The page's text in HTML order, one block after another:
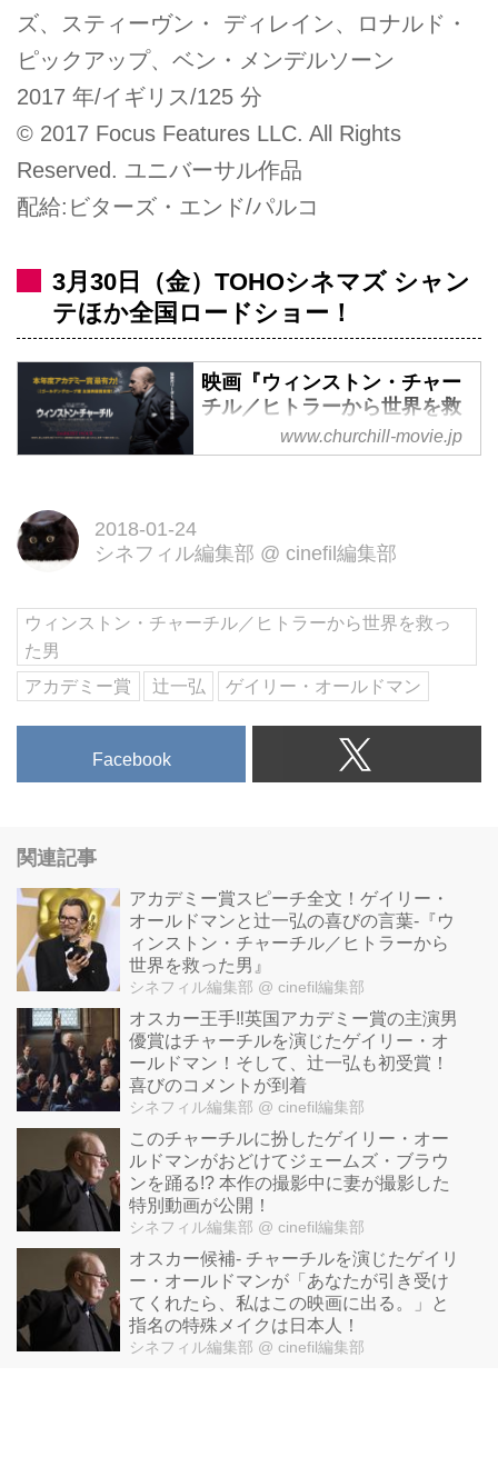
ズ、スティーヴン・ ディレイン、ロナルド・
ピックアップ、ベン・メンデルソーン
2017 年/イギリス/125 分
© 2017 Focus Features LLC. All Rights
Reserved. ユニバーサル作品
配給:ビターズ・エンド/パルコ
3月30日（金）TOHOシネマズ シャン
テほか全国ロードショー！
映画『ウィンストン・チャー
チル／ヒトラーから世界を救
った男』オフィシャルサイト
ーチルが下した究極の決断とは。
ーテインメント。ジョー・ライト
演。
www.churchill-movie.jp
2018-01-24
シネフィル編集部 @ cinefil編集部
ウィンストン・チャーチル／ヒトラーから世界を救っ
た男
アカデミー賞
辻一弘 ゲイリー・オールドマン
Facebook
関連記事
アカデミー賞スピーチ全文！ゲイリー・
オールドマンと辻一弘の喜びの言葉-『ウ
ィンストン・チャーチル／ヒトラーから
世界を救った男』
シネフィル編集部 @ cinefil編集部
オスカー王手‼️英国アカデミー賞の主演男
優賞はチャーチルを演じたゲイリー・オ
ールドマン！そして、辻一弘も初受賞！
喜びのコメントが到着
シネフィル編集部 @ cinefil編集部
このチャーチルに扮したゲイリー・オー
ルドマンがおどけてジェームズ・ブラウ
ンを踊る!? 本作の撮影中に妻が撮影した
特別動画が公開！
シネフィル編集部 @ cinefil編集部
オスカー候補- チャーチルを演じたゲイリ
ー・オールドマンが「あなたが引き受け
てくれたら、私はこの映画に出る。」と
指名の特殊メイクは日本人！
シネフィル編集部 @ cinefil編集部